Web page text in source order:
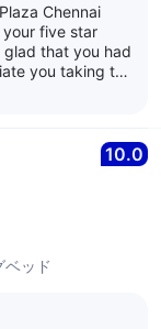
glad that you had
you taking the
Adyar Park
10.0
ッド